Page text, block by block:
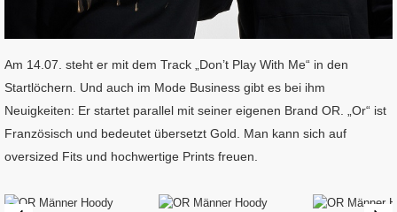
Am 14.07. steht er mit dem Track „Don’t Play With Me“ in den
Startlöchern. Und auch im Mode Business gibt es bei ihm
Neuigkeiten: Er startet parallel mit seiner eigenen Brand OR. „Or“ ist
Französisch und bedeutet übersetzt Gold. Man kann sich auf
oversized Fits und hochwertige Prints freuen.